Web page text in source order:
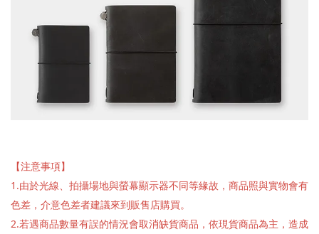
【注意事項】
1.由於光線、拍攝場地與螢幕顯示器不同等緣故，商品照與實物會有
色差，介意色差者建議來到販售店購買。
2.若遇商品數量有誤的情況會取消缺貨商品，依現貨商品為主，造成